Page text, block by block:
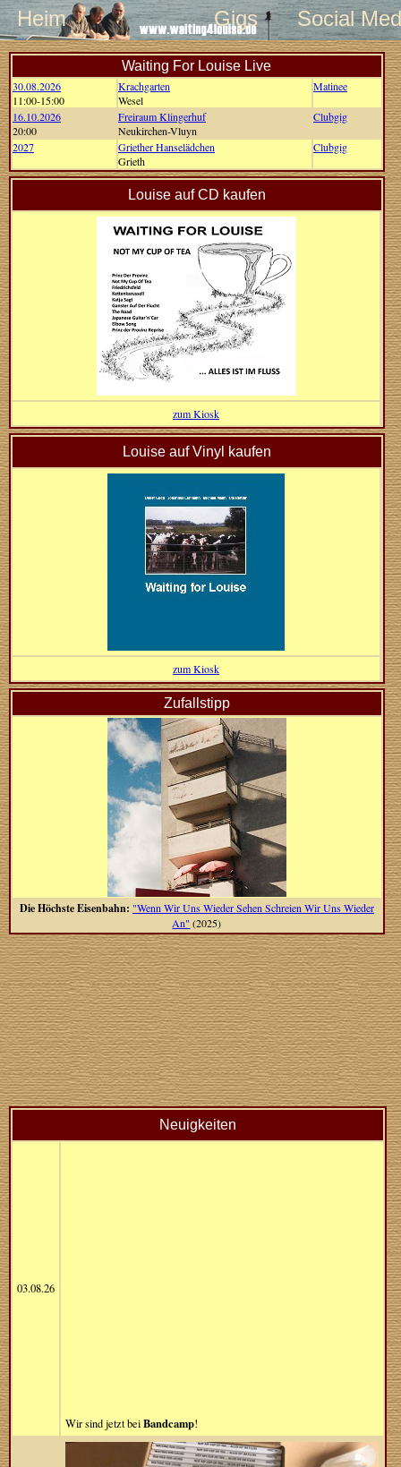
Heim Gigs Social
Waiting For Louise Live
30.08.2026
11:00-15:00
Krachgarten
Wesel
Matinee
16.10.2026
20:00
Freiraum Klingerhuf
Neukirchen-Vluyn
Clubgig
2027
Griether Hanselädchen
Grieth
Clubgig
Louise auf CD kaufen
zum Kiosk
Louise auf Vinyl kaufen
zum Kiosk
Zufallstipp
Die Höchste Eisenbahn: "Wenn Wir Uns Wieder Sehen Schreien Wir Uns Wieder
An" (2025)
Neuigkeiten
03.08.26
Wir sind jetzt beiBandcamp!